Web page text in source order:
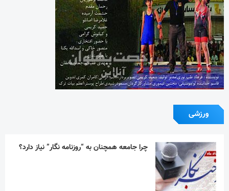
ورزشی
چرا جامعه همچنان به “روزنامه نگار” نیاز دارد؟